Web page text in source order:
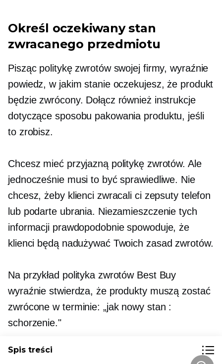
Określ oczekiwany stan
zwracanego przedmiotu
Pisząc politykę zwrotów swojej firmy, wyraźnie
powiedz, w jakim stanie oczekujesz, że produkt
będzie zwrócony. Dołącz również instrukcje
dotyczące sposobu pakowania produktu, jeśli
to zrobisz.
Chcesz mieć przyjazną politykę zwrotów. Ale
jednocześnie musi to być sprawiedliwe. Nie
chcesz, żeby klienci zwracali ci zepsuty telefon
lub podarte ubrania. Niezamieszczenie tych
informacji prawdopodobnie spowoduje, że
klienci będą nadużywać Twoich zasad zwrotów.
Na przykład polityka zwrotów Best Buy
wyraźnie stwierdza, że ​​produkty muszą zostać
zwrócone w terminie: „jak nowy stan :
schorzenie."
Spis treści